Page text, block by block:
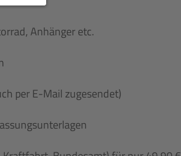
Anhänger etc.
per E-Mail zugesendet)